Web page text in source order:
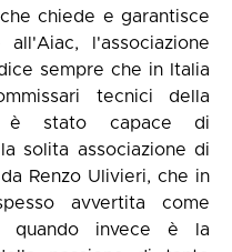
chiede e garantisce
l'associazione
sempre che in Italia
tecnici della
è stato capace di
solita associazione di
Renzo Ulivieri, che in
avvertita come
quando invece è la